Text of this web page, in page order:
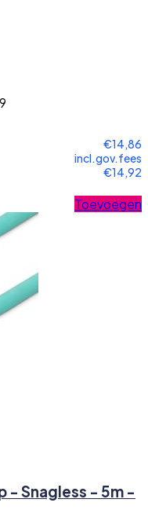
€14,86
incl.gov.fees
€14,92
Toevoegen
- Snagless - 5m -